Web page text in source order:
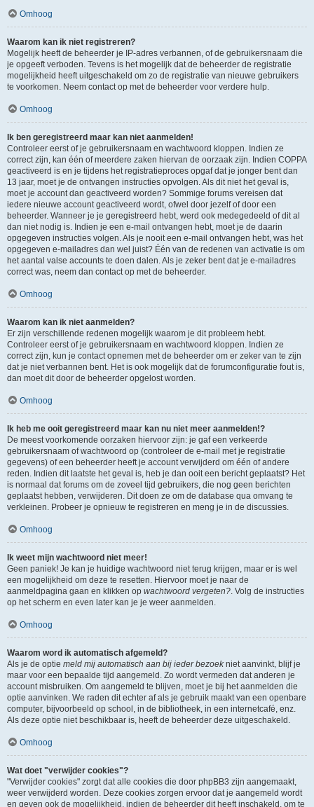
Omhoog
Waarom kan ik niet registreren?
Mogelijk heeft de beheerder je IP-adres verbannen, of de gebruikersnaam die
je opgeeft verboden. Tevens is het mogelijk dat de beheerder de registratie
mogelijkheid heeft uitgeschakeld om zo de registratie van nieuwe gebruikers
te voorkomen. Neem contact op met de beheerder voor verdere hulp.
Omhoog
Ik ben geregistreerd maar kan niet aanmelden!
Controleer eerst of je gebruikersnaam en wachtwoord kloppen. Indien ze
correct zijn, kan één of meerdere zaken hiervan de oorzaak zijn. Indien COPPA
geactiveerd is en je tijdens het registratieproces opgaf dat je jonger bent dan
13 jaar, moet je de ontvangen instructies opvolgen. Als dit niet het geval is,
moet je account dan geactiveerd worden? Sommige forums vereisen dat
iedere nieuwe account geactiveerd wordt, ofwel door jezelf of door een
beheerder. Wanneer je je geregistreerd hebt, werd ook medegedeeld of dit al
dan niet nodig is. Indien je een e-mail ontvangen hebt, moet je de daarin
opgegeven instructies volgen. Als je nooit een e-mail ontvangen hebt, was het
opgegeven e-mailadres dan wel juist? Één van de redenen van activatie is om
het aantal valse accounts te doen dalen. Als je zeker bent dat je e-mailadres
correct was, neem dan contact op met de beheerder.
Omhoog
Waarom kan ik niet aanmelden?
Er zijn verschillende redenen mogelijk waarom je dit probleem hebt.
Controleer eerst of je gebruikersnaam en wachtwoord kloppen. Indien ze
correct zijn, kun je contact opnemen met de beheerder om er zeker van te zijn
dat je niet verbannen bent. Het is ook mogelijk dat de forumconfiguratie fout is,
dan moet dit door de beheerder opgelost worden.
Omhoog
Ik heb me ooit geregistreerd maar kan nu niet meer aanmelden!?
De meest voorkomende oorzaken hiervoor zijn: je gaf een verkeerde
gebruikersnaam of wachtwoord op (controleer de e-mail met je registratie
gegevens) of een beheerder heeft je account verwijderd om één of andere
reden. Indien dit laatste het geval is, heb je dan ooit een bericht geplaatst? Het
is normaal dat forums om de zoveel tijd gebruikers, die nog geen berichten
geplaatst hebben, verwijderen. Dit doen ze om de database qua omvang te
verkleinen. Probeer je opnieuw te registreren en meng je in de discussies.
Omhoog
Ik weet mijn wachtwoord niet meer!
Geen paniek! Je kan je huidige wachtwoord niet terug krijgen, maar er is wel
een mogelijkheid om deze te resetten. Hiervoor moet je naar de
aanmeldpagina gaan en klikken op wachtwoord vergeten?. Volg de instructies
op het scherm en even later kan je je weer aanmelden.
Omhoog
Waarom word ik automatisch afgemeld?
Als je de optie meld mij automatisch aan bij ieder bezoekniet aanvinkt, blijf je
maar voor een bepaalde tijd aangemeld. Zo wordt vermeden dat anderen je
account misbruiken. Om aangemeld te blijven, moet je bij het aanmelden die
optie aanvinken. We raden dit echter af als je gebruik maakt van een openbare
computer, bijvoorbeeld op school, in de bibliotheek, in een internetcafé, enz.
Als deze optie niet beschikbaar is, heeft de beheerder deze uitgeschakeld.
Omhoog
Wat doet "verwijder cookies"?
"Verwijder cookies" zorgt dat alle cookies die door phpBB3 zijn aangemaakt,
weer verwijderd worden. Deze cookies zorgen ervoor dat je aangemeld wordt
en geven ook de mogelijkheid, indien de beheerder dit heeft inschakeld, om te